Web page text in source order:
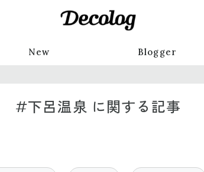
New Blogger
#下呂温泉 に関する記事